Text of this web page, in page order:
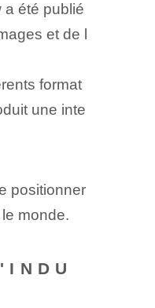
a été publié
et de l
format
une inte
positionner
monde.